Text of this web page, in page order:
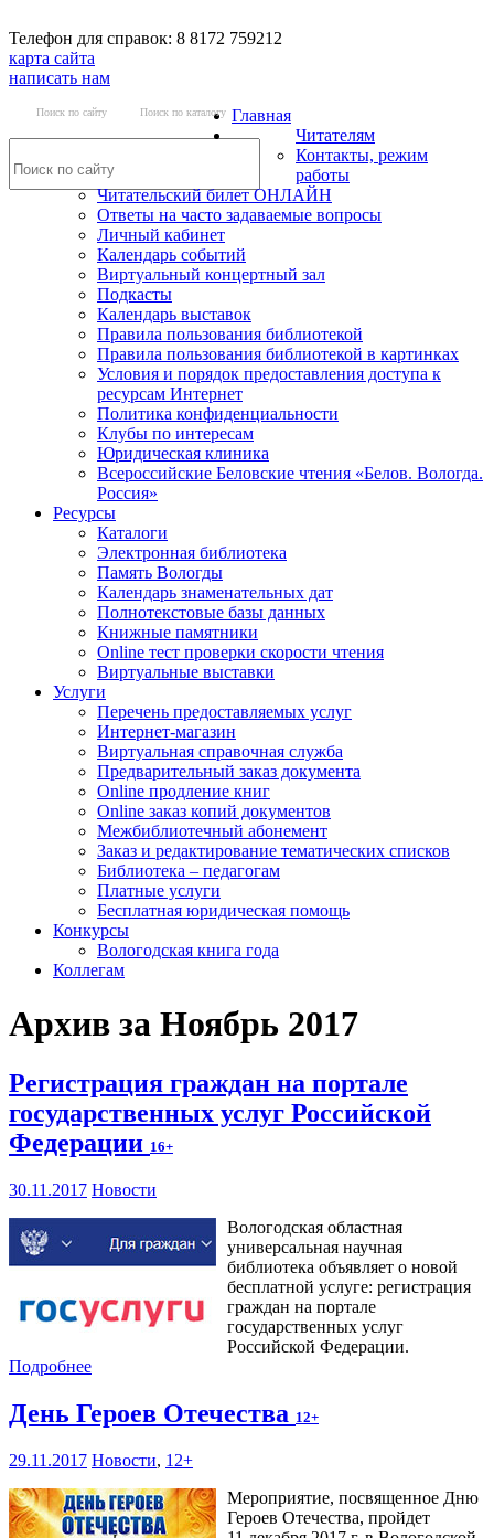
Телефон для справок: 8 8172 759212
карта сайта
написать нам
Поиск по сайту Поиск по каталогу Главная
Читателям
Контакты, режим
работы
Читательский билет ОНЛАЙН
Ответы на часто задаваемые вопросы
Личный кабинет
Календарь событий
Виртуальный концертный зал
Подкасты
Календарь выставок
Правила пользования библиотекой
Правила пользования библиотекой в картинках
Условия и порядок предоставления доступа к
ресурсам Интернет
Политика конфиденциальности
Клубы по интересам
Юридическая клиника
Всероссийские Беловские чтения «Белов. Вологда.
Россия»
Ресурсы
Каталоги
Электронная библиотека
Память Вологды
Календарь знаменательных дат
Полнотекстовые базы данных
Книжные памятники
Online тест проверки скорости чтения
Виртуальные выставки
Услуги
Перечень предоставляемых услуг
Интернет-магазин
Виртуальная справочная служба
Предварительный заказ документа
Online продление книг
Online заказ копий документов
Межбиблиотечный абонемент
Заказ и редактирование тематических списков
Библиотека – педагогам
Платные услуги
Бесплатная юридическая помощь
Конкурсы
Вологодская книга года
Коллегам
Архив за Ноябрь 2017
Регистрация граждан на портале
государственных услуг Российской
Федерации 16+
30.11.2017 Новости
Вологодская областная
универсальная научная
библиотека объявляет о новой
бесплатной услуге: регистрация
граждан на портале
государственных услуг
Российской Федерации.
Подробнее
День Героев Отечества 12+
29.11.2017 Новости, 12+
Мероприятие, посвященное Дню
Героев Отечества, пройдет